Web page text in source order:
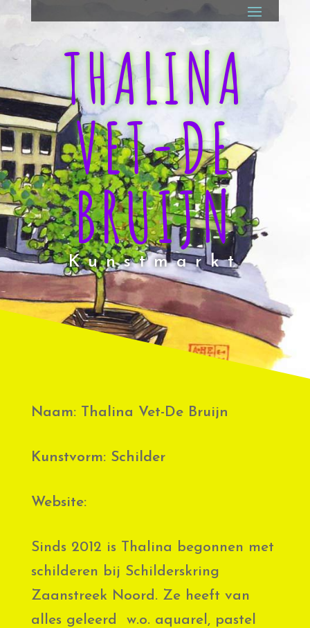
THALINA
VET-DE
BRUIJN
Kunstmarkt
Naam: Thalina Vet-De Bruijn
Kunstvorm: Schilder
Website:
Sinds 2012 is Thalina begonnen met
schilderen bij Schilderskring
Zaanstreek Noord. Ze heeft van
alles geleerd w.o. aquarel, pastel